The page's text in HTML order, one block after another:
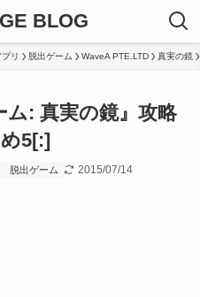
BLOG
リ 脱出ゲーム WaveA PTE.LTD 真実の鏡
ム: 真実の鏡』攻略
5[:]
脱出ゲーム 2015/07/14